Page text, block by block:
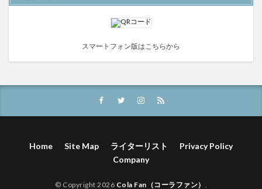
スマートフォン版はこちらから
Home Site Map ライターリスト
Privacy Policy
Company
© Copyright 2026 Cola Fan（コーラファン） .